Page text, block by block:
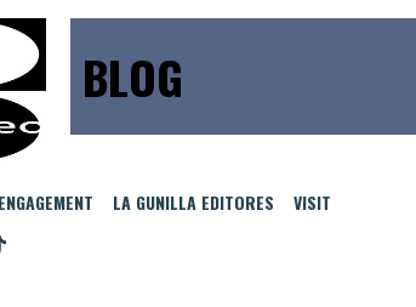
BLOG
LA GUNILLA EDITORES VISIT